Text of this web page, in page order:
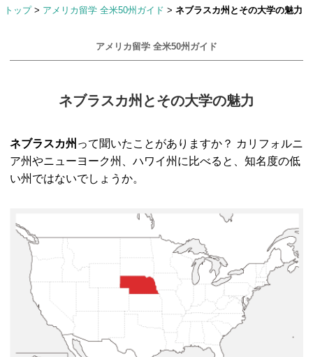
トップ > アメリカ留学 全米50州ガイド > ネブラスカ州とその大学の魅力
アメリカ留学 全米50州ガイド
ネブラスカ州とその大学の魅力
ネブラスカ州 って聞いたことがありますか？ カリフォルニ
ア州やニューヨーク州、ハワイ州に比べると、知名度の低
い州ではないでしょうか。